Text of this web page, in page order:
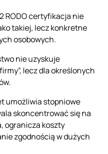
RODO certyfikacja nie
takiej, lecz konkretne
osobowych.
nie uzyskuje
lecz dla określonych
umożliwia stopniowe
skoncentrować się na
ogranicza koszty
zgodnością w dużych